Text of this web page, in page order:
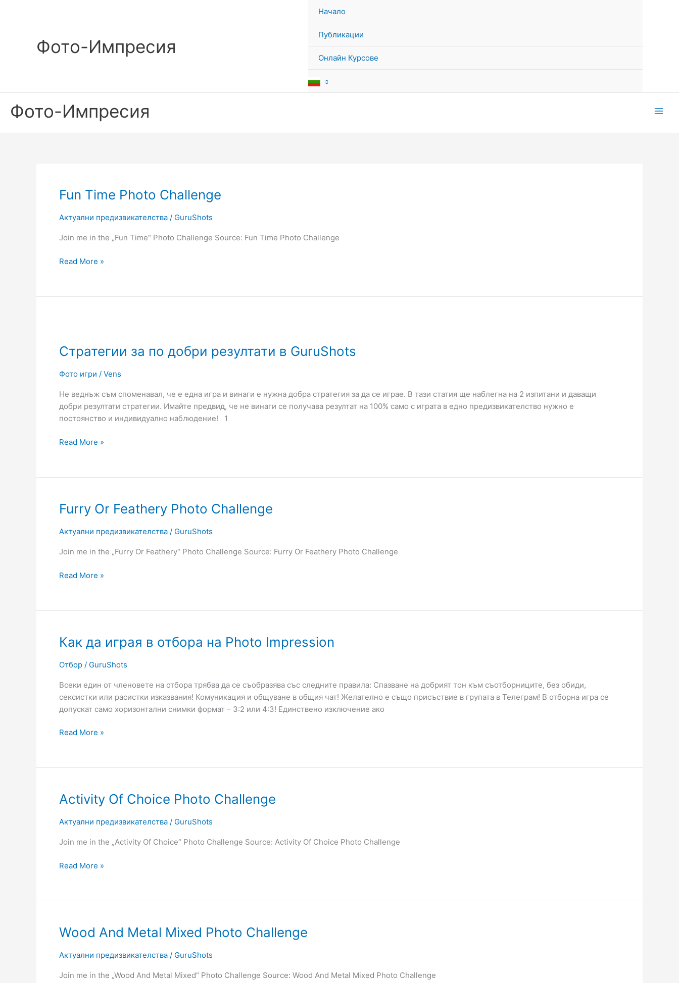
Фото-Импресия
Начало
Публикации
Онлайн Курсове
Фото-Импресия
Fun Time Photo Challenge
Актуални предизвикателства / GuruShots
Join me in the „Fun Time“ Photo Challenge Source: Fun Time Photo Challenge
Fun
Photo
Read More »
Стратегии за по добри резултати в GuruShots
Фото игри / Vens
Не веднъж съм споменавал, че е една игра и винаги е нужна добра стратегия за да се играе. В тази статия ще наблегна на 2 изпитани и даващи
добри резултати стратегии. Имайте предвид, че не винаги се получава резултат на 100% само с играта в едно предизвикателство нужно е
постоянство и индивидуално наблюдение! 1
по
добри
резултати
GuruShots
Read More »
Furry Or Feathery Photo Challenge
Актуални предизвикателства / GuruShots
Join me in the „Furry Or Feathery“ Photo Challenge Source: Furry Or Feathery Photo Challenge
Furry
Feathery
Challenge
Read More »
Как да играя в отбора на Photo Impression
Отбор / GuruShots
Всеки един от членовете на отбора трябва да се съобразява със следните правила: Спазване на добрият тон към съотборниците, без обиди,
сексистки или расистки изказвания! Комуникация и общуване в общия чат! Желателно е също присъствие в групата в Телеграм! В отборна игра се
допускат само хоризонтални снимки формат – 3:2 или 4:3! Единствено изключение ако
Как
играя
отбора
на
Photo
Read More »
Activity Of Choice Photo Challenge
Актуални предизвикателства / GuruShots
Join me in the „Activity Of Choice“ Photo Challenge Source: Activity Of Choice Photo Challenge
Activity
Choice
Challenge
Read More »
Wood And Metal Mixed Photo Challenge
Актуални предизвикателства / GuruShots
Join me in the „Wood And Metal Mixed“ Photo Challenge Source: Wood And Metal Mixed Photo Challenge
Wood
Metal
Photo